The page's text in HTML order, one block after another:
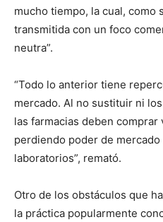
mucho tiempo, la cual, como
transmitida con un foco
neutra”.
“Todo lo anterior tiene
mercado. Al no sustituir ni
las farmacias deben comprar
perdiendo poder de
laboratorios”, remató.
Otro de los obstáculos que
la práctica popularmente